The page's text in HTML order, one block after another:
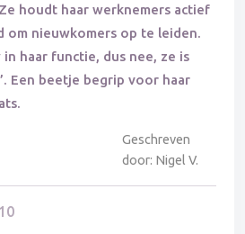
houdt haar werknemers actief
om nieuwkomers op te leiden.
in haar functie, dus nee, ze is
Een beetje begrip voor haar
Geschreven
door: Nigel V.